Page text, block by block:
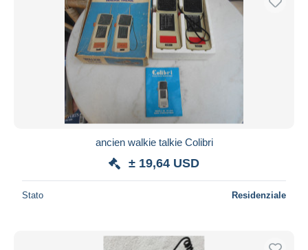
ancien walkie talkie Colibri
± 19,64 USD
Stato Residenziale